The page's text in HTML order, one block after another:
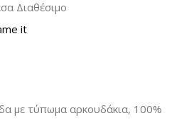
Διαθέσιμο
it
με τύπωμα αρκουδάκια, 100%